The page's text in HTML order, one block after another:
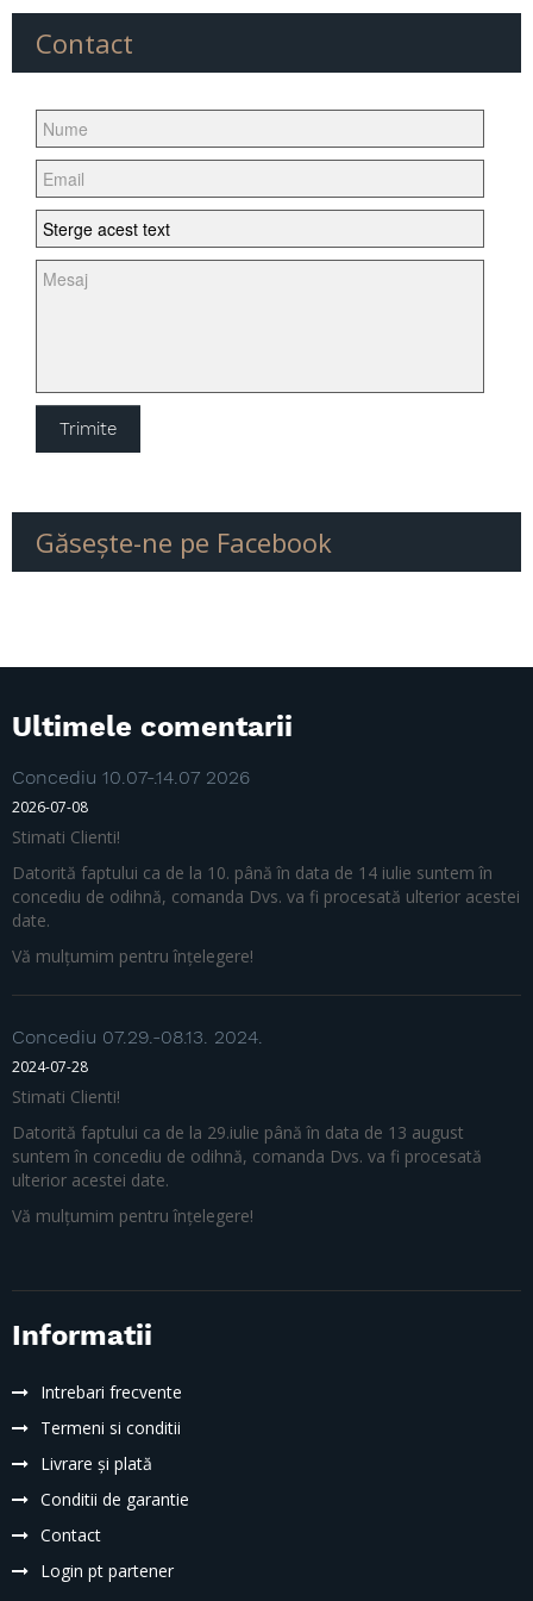
Anvelopa Enduro FIM
Anvelopa Street
Anvelopa Moped
Anvelopa tourensport
Anvelopa Chopper/Cruiser
Anvelopa super sport de strada
Anvelopa SPEEDWAY
Anvelopa Supermoto
Contact
Găseşte-ne pe Facebook
Ultimele comentarii
Concediu 10.07-.14.07 2026
2026-07-08
Stimati Clienti!
Datorită faptului ca de la 10. până în data de 14 iulie suntem în
concediu de odihnă, comanda Dvs. va fi procesată ulterior acestei
date.
Vă mulțumim pentru înțelegere!
Concediu 07.29.-08.13. 2024.
2024-07-28
Stimati Clienti!
Datorită faptului ca de la 29.iulie până în data de 13 august
suntem în concediu de odihnă, comanda Dvs. va fi procesată
ulterior acestei date.
Vă mulțumim pentru înțelegere!
Informatii
Intrebari frecvente
Termeni si conditii
Livrare și plată
Conditii de garantie
Contact
Login pt partener